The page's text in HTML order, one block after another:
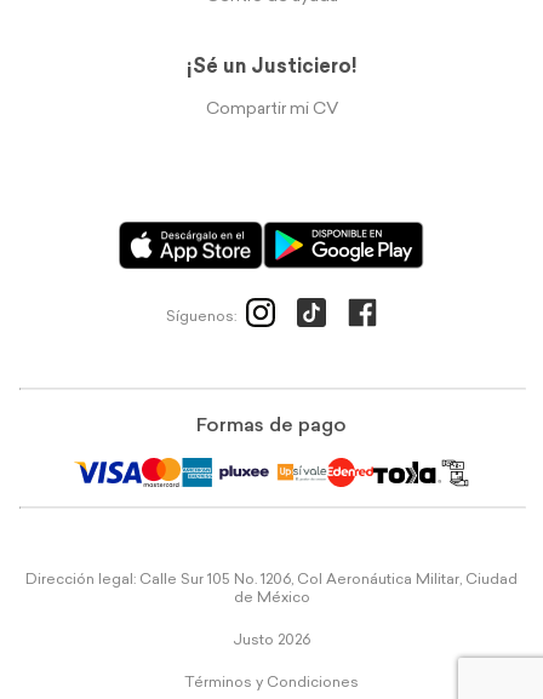
¡Sé un Justiciero!
Compartir mi CV
Síguenos:
Formas de pago
Dirección legal: Calle Sur 105 No. 1206, Col Aeronáutica Militar, Ciudad
de México
Justo 2026
Términos y Condiciones